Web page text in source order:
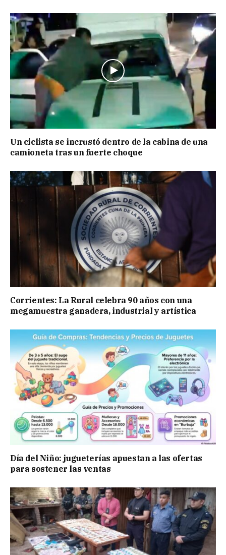
Un ciclista se incrustó dentro de la cabina de una
camioneta tras un fuerte choque
Corrientes: La Rural celebra 90 años con una
megamuestra ganadera, industrial y artística
Día del Niño: jugueterías apuestan a las ofertas
para sostener las ventas